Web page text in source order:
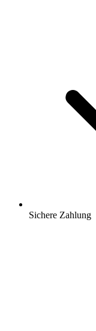
Sichere Zahlung